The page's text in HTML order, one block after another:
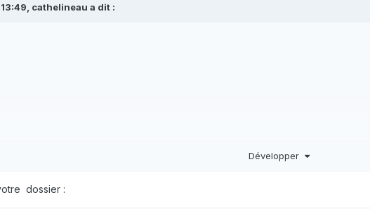
cathelineau a dit :
Développer
dossier :